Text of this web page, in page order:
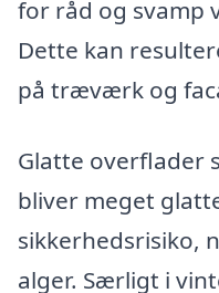
for råd og svamp
Dette kan
på træværk og
Glatte overflader
bliver meget
sikkerhedsrisiko,
alger. Særligt i